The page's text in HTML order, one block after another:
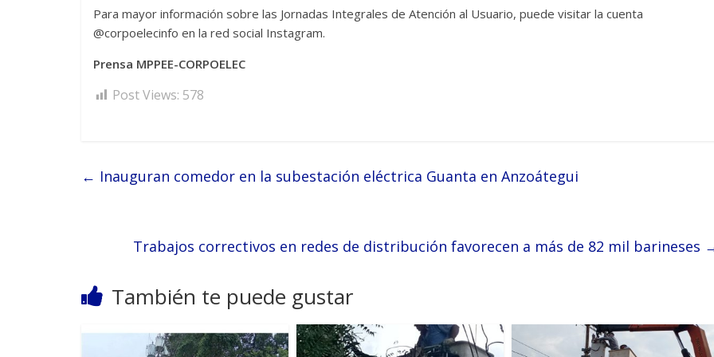
Para mayor información sobre las Jornadas Integrales de Atención al Usuario, puede visitar la cuenta
@corpoelecinfo en la red social Instagram.
Prensa MPPEE-CORPOELEC
Post Views: 578
← Inauguran comedor en la subestación eléctrica Guanta en Anzoátegui
Trabajos correctivos en redes de distribución favorecen a más de 82 mil barineses
También te puede gustar